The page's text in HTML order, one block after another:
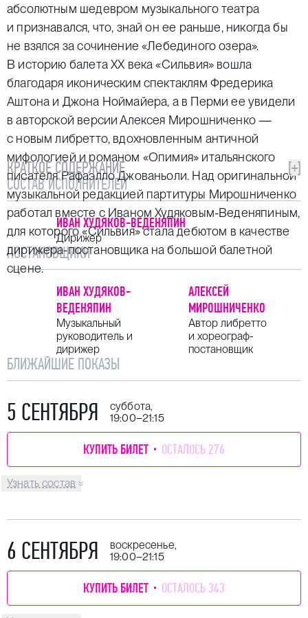
абсолютным шедевром музыкального театра
и признавался, что, знай он ее раньше, никогда бы
не взялся за сочинение «Лебединого озера».
В историю балета ХХ века «Сильвия» вошла
благодаря иконическим спектаклям Фредерика
Аштона и Джона Ноймайера, а в Перми ее увидели
в авторской версии Алексея Мирошниченко —
с новым либретто, вдохновленным античной
мифологией и романом «Опимия» итальянского
писателя Рафаэлло Джованьоли. Над оригинальной
музыкальной редакцией партитуры Мирошниченко
работал вместе с Иваном Худяковым-Веденяпиным,
для которого «Сильвия» стала дебютом в качестве
дирижера-постановщика на большой балетной
сцене.
КРАТКОЕ СОДЕРЖАНИЕ
[+]
СОСТАВ ИСПОЛНИТЕЛЕЙ
ИВАН ХУДЯКОВ-ВЕДЕНЯПИН
Дирижер
ПОСТАНОВЩИКИ
ИВАН ХУДЯКОВ-
ВЕДЕНЯПИН
Музыкальный
руководитель и
дирижер
АЛЕКСЕЙ
МИРОШНИЧЕНКО
Автор либретто
и хореограф-
постановщик
БЛИЖАЙШИЕ ПОКАЗЫ
5 СЕНТЯБРЯ
Узнать состав
суббота,
19:00–21:15
КУПИТЬ БИЛЕТ ОСТАЛОСЬ 276
6 СЕНТЯБРЯ
воскресенье,
19:00–21:15
КУПИТЬ БИЛЕТ ОСТАЛОСЬ 343